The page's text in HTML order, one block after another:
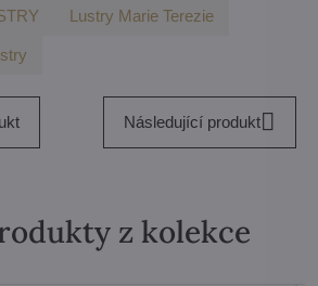
Lustry Marie Terezie
Následující produkt
z kolekce